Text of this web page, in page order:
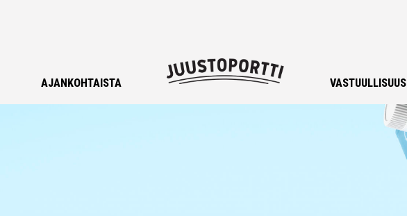
AJANKOHTAISTA VASTUULLISUUS